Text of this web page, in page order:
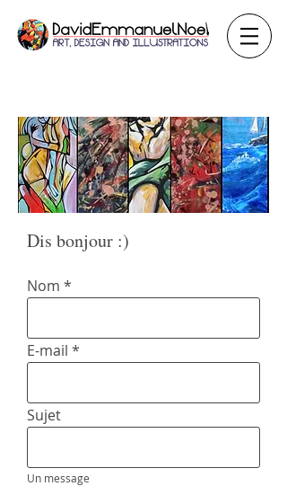
Dis bonjour :)
Nom
E-mail
Sujet
Un message